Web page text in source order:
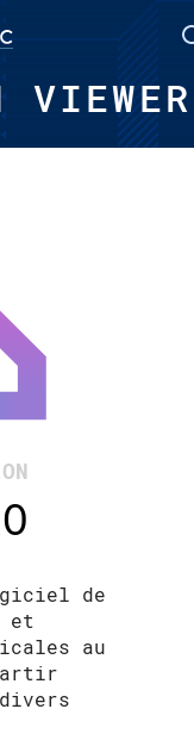
VIEWER
de
et
au